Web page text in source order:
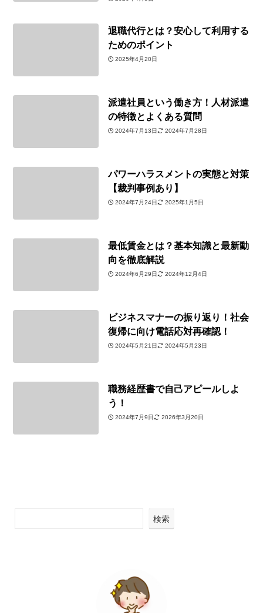
退職代行とは？安心して利用する
ためのポイント
2025年4月20日
派遣社員という働き方！人材派遣
の特徴とよくある質問
2024年7月13日 2024年7月28日
パワーハラスメントの実態と対策
【裁判事例あり】
2024年7月24日 2025年1月5日
最低賃金とは？基本知識と最新動
向を徹底解説
2024年6月29日 2024年12月4日
ビジネスマナーの振り返り！社会
復帰に向け電話応対再確認！
2024年5月21日 2024年5月23日
職務経歴書で自己アピールしよ
う！
2024年7月9日 2026年3月20日
検索